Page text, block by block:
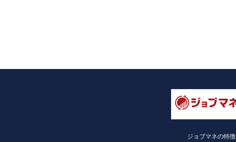
ジョブマネの特徴